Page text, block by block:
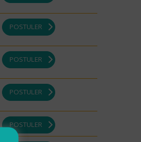
POSTULER
POSTULER
POSTULER
POSTULER